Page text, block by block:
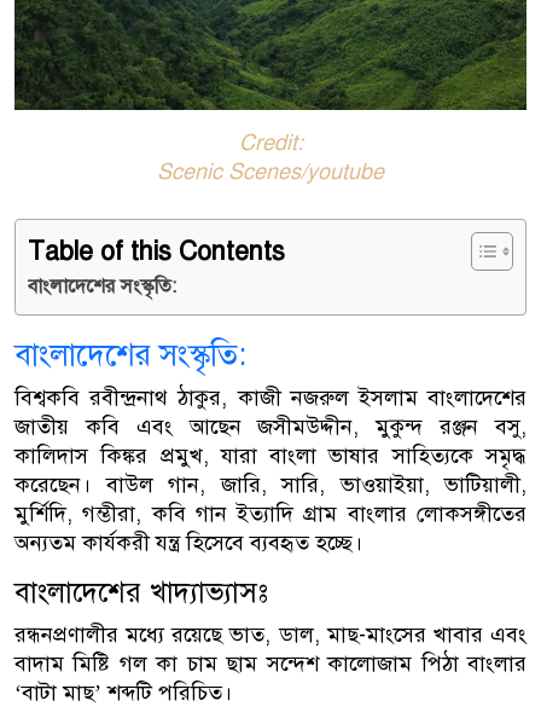
Credit:
Scenic Scenes/youtube
Table of this Contents
বাংলাদেশের সংস্কৃতি:
বাংলাদেশের সংস্কৃতি:
বিশ্বকবি রবীন্দ্রনাথ ঠাকুর, কাজী নজরুল ইসলাম বাংলাদেশের
জাতীয় কবি এবং আছেন জসীমউদ্দীন, মুকুন্দ রঞ্জন বসু,
কালিদাস কিঙ্কর প্রমুখ, যারা বাংলা ভাষার সাহিত্যকে সমৃদ্ধ
করেছেন। বাউল গান, জারি, সারি, ভাওয়াইয়া, ভাটিয়ালী,
মুর্শিদি, গম্ভীরা, কবি গান ইত্যাদি গ্রাম বাংলার লোকসঙ্গীতের
অন্যতম কার্যকরী যন্ত্র হিসেবে ব্যবহৃত হচ্ছে।
বাংলাদেশের খাদ্যাভ্যাসঃ
রন্ধনপ্রণালীর মধ্যে রয়েছে ভাত, ডাল, মাছ-মাংসের খাবার এবং
বাদাম মিষ্টি গল কা চাম ছাম সন্দেশ কালোজাম পিঠা বাংলার
‘বাটা মাছ’ শব্দটি পরিচিত।